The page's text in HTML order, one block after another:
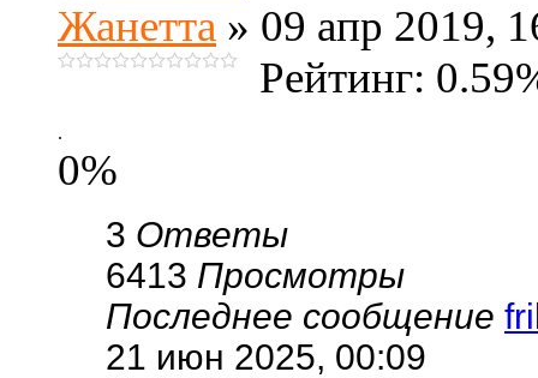
Жанетта » 09 апр 2019,
Рейтинг:
.
0%
3 Ответы
6413 Просмотры
Последнее сообщение
21 июн 2025, 00:09